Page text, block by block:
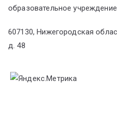
образовательное учреждение
607130, Нижегородская
д. 48